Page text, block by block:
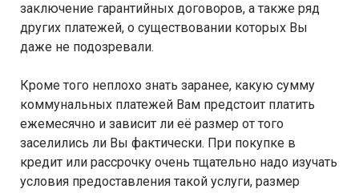
заключение гарантийных договоров, а также ряд
других платежей, о существовании которых Вы
даже не подозревали.
Кроме того неплохо знать заранее, какую сумму
коммунальных платежей Вам предстоит платить
ежемесячно и зависит ли её размер от того
заселились ли Вы фактически. При покупке в
кредит или рассрочку очень тщательно надо изучать
условия предоставления такой услуги, размер